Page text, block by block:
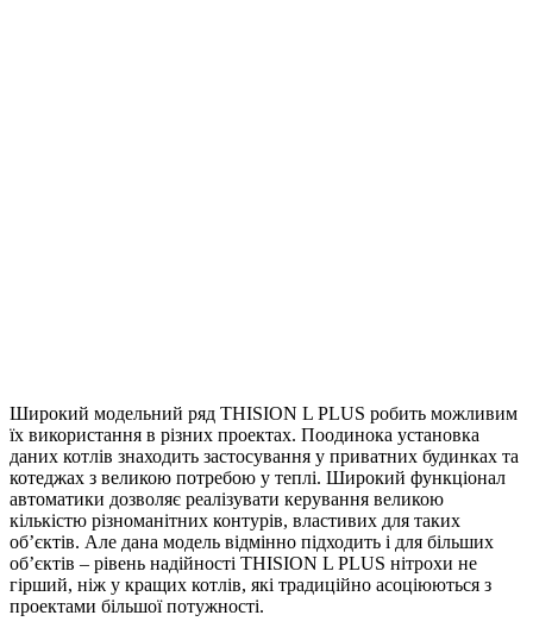
Широкий модельний ряд THISION L PLUS робить можливим
їх використання в різних проектах. Поодинока установка
даних котлів знаходить застосування у приватних будинках та
котеджах з великою потребою у теплі. Широкий функціонал
автоматики дозволяє реалізувати керування великою
кількістю різноманітних контурів, властивих для таких
об’єктів. Але дана модель відмінно підходить і для більших
об’єктів – рівень надійності THISION L PLUS нітрохи не
гірший, ніж у кращих котлів, які традиційно асоціюються з
проектами більшої потужності.